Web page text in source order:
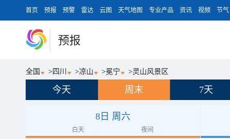
首页 预报 预警 雷达 云图 天气地图 专业产品 资讯 视频 节气
预报
全国 > 四川 >凉山 >冕宁 >灵山风景区
今天 周末 7天
8日 周六
白天 夜间